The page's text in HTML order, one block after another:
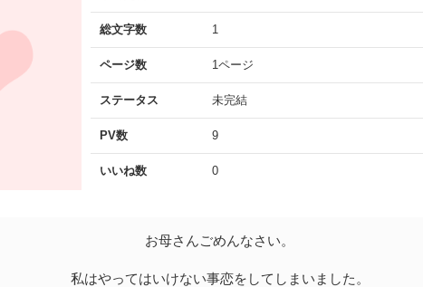
総文字数 1
ページ数 1ページ
ステータス 未完結
PV数 9
いいね数 0
お母さんごめんなさい。
私はやってはいけない事恋をしてしまいました。